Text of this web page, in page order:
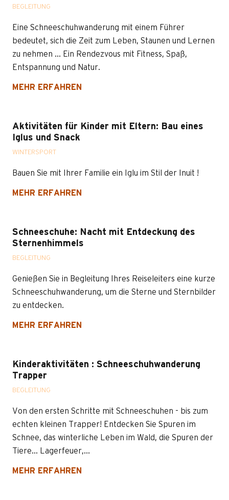
BEGLEITUNG
Eine Schneeschuhwanderung mit einem Führer
bedeutet, sich die Zeit zum Leben, Staunen und Lernen
zu nehmen ... Ein Rendezvous mit Fitness, Spaß,
Entspannung und Natur.
MEHR ERFAHREN
Aktivitäten für Kinder mit Eltern: Bau eines
Iglus und Snack
WINTERSPORT
Bauen Sie mit Ihrer Familie ein Iglu im Stil der Inuit !
MEHR ERFAHREN
Schneeschuhe: Nacht mit Entdeckung des
Sternenhimmels
BEGLEITUNG
Genießen Sie in Begleitung Ihres Reiseleiters eine kurze
Schneeschuhwanderung, um die Sterne und Sternbilder
zu entdecken.
MEHR ERFAHREN
Kinderaktivitäten : Schneeschuhwanderung
Trapper
BEGLEITUNG
Von den ersten Schritte mit Schneeschuhen - bis zum
echten kleinen Trapper! Entdecken Sie Spuren im
Schnee, das winterliche Leben im Wald, die Spuren der
Tiere… Lagerfeuer,...
MEHR ERFAHREN